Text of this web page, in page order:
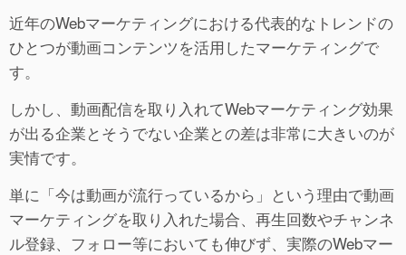
近年のWebマーケティングにおける代表的なトレンドの
ひとつが動画コンテンツを活用したマーケティングで
す。
しかし、動画配信を取り入れてWebマーケティング効果
が出る企業とそうでない企業との差は非常に大きいのが
実情です。
単に「今は動画が流行っているから」という理由で動画
マーケティングを取り入れた場合、再生回数やチャンネ
ル登録、フォロー等においても伸びず、実際のWebマー